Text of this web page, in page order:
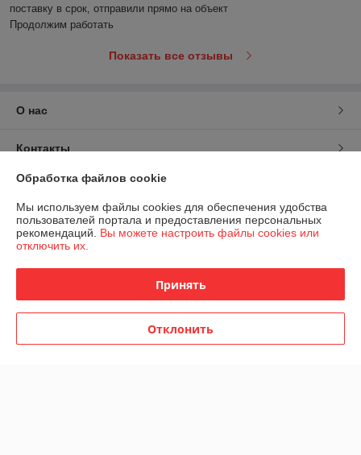
поставку в срок, отправили прямо на объект
Продолжим работать
Показать все отзывы
О нас
Контакты
Доставка и оплата
График работы
Политика обработки cookies
Сайт создан на платформе Deal.by
Обработка файлов cookie
Мы используем файлы cookies для обеспечения удобства
пользователей портала и предоставления персональных
рекомендаций. Вы можете настроить файлы cookies или
отключить их.
Принять
Отклонить